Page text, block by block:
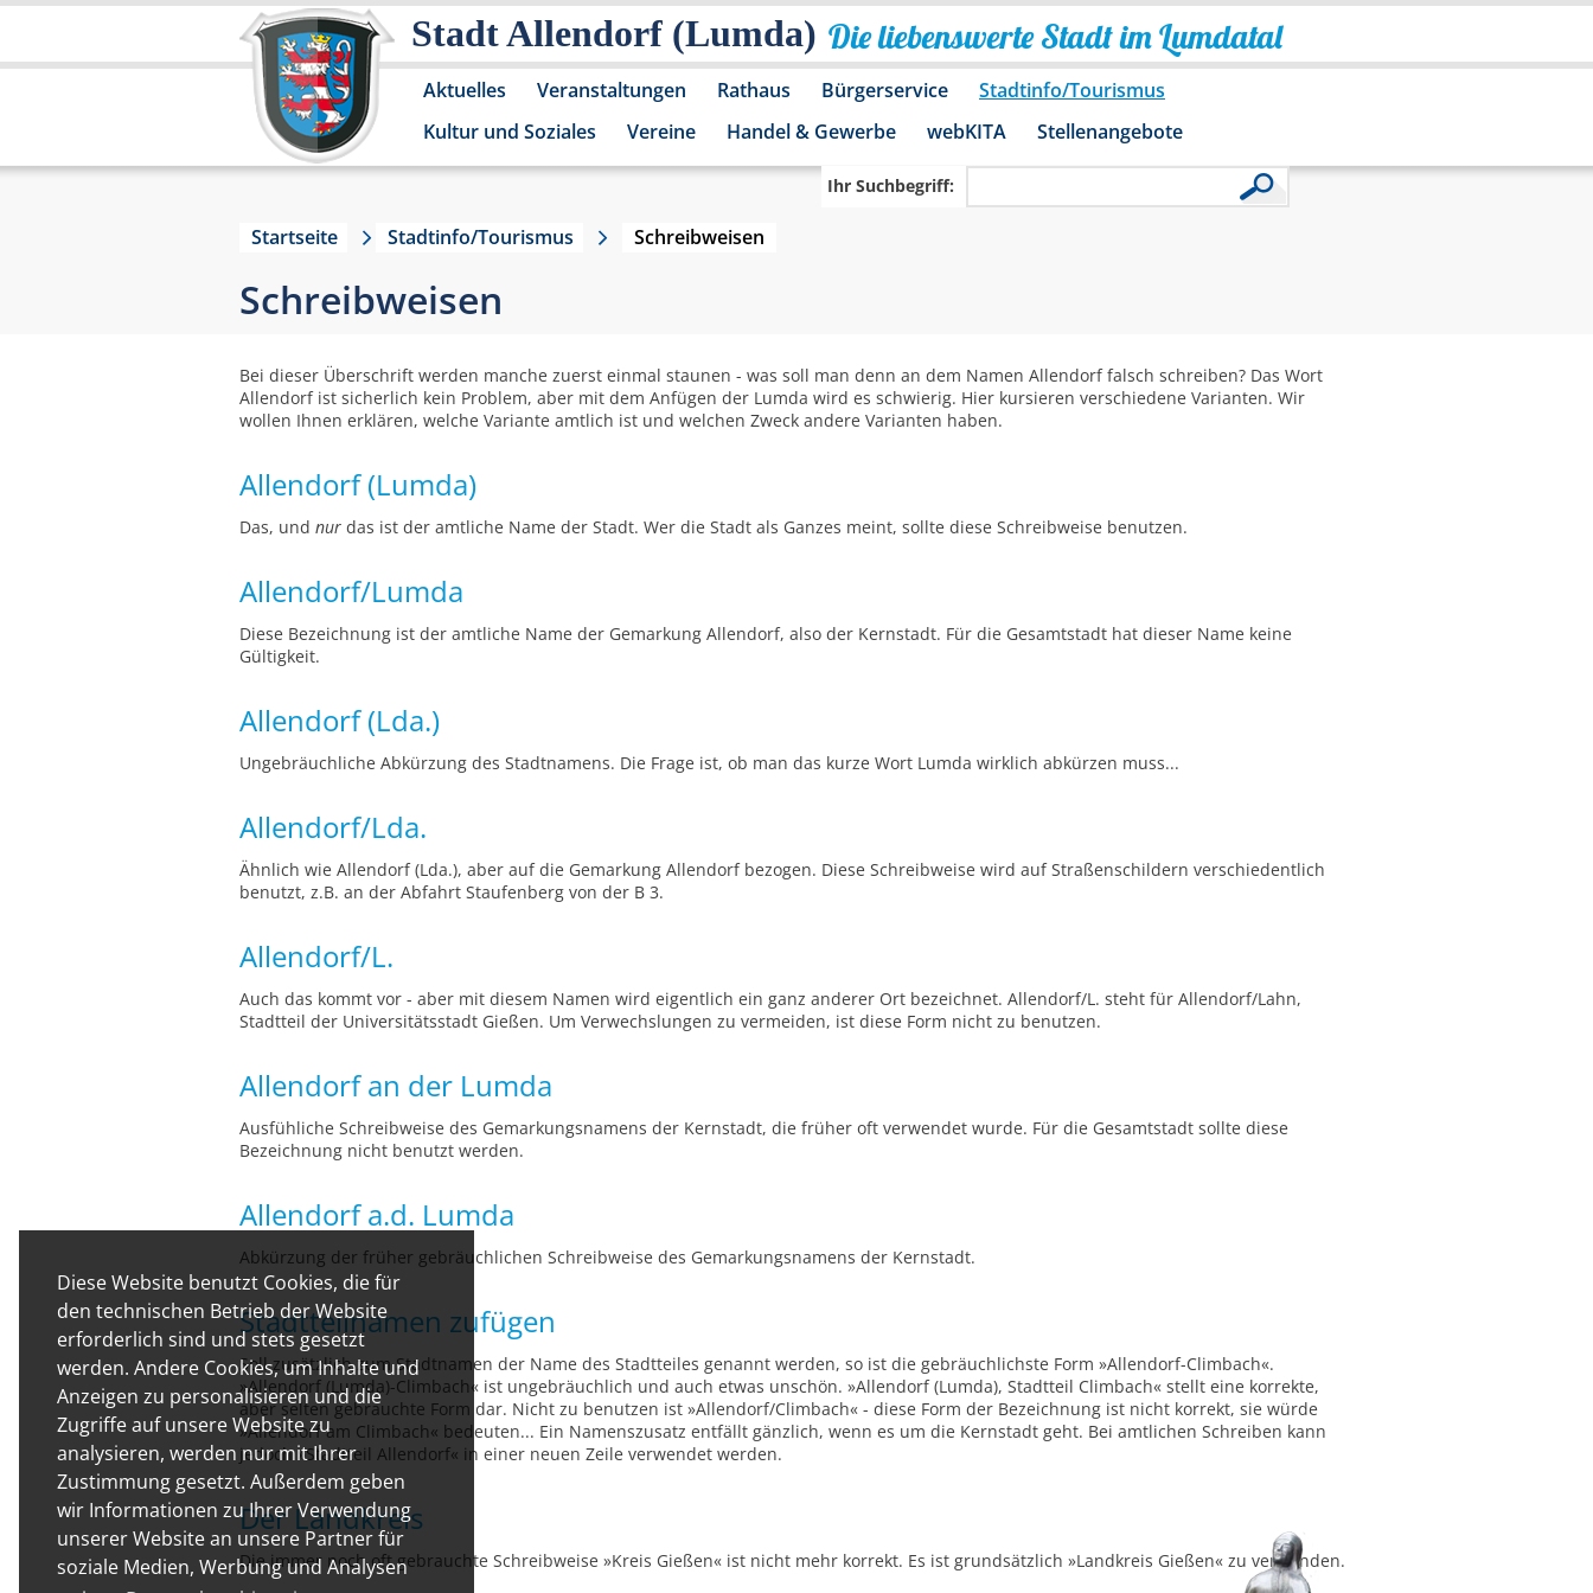
Diese Website benutzt Cookies, die für
den technischen Betrieb der Website
erforderlich sind und stets gesetzt
werden. Andere Cookies, um Inhalte und
Anzeigen zu personalisieren und die
Zugriffe auf unsere Website zu
analysieren, werden nur mit Ihrer
Zustimmung gesetzt. Außerdem geben
wir Informationen zu Ihrer Verwendung
unserer Website an unsere Partner für
soziale Medien, Werbung und Analysen
Stadt Allendorf (Lumda) Die liebenswerte Stadt im Lumdatal
Aktuelles Veranstaltungen Rathaus Bürgerservice
Stadtinfo/Tourismus
Kultur und Soziales
Vereine Handel & Gewerbe webKITA Stellenangebote
Ihr Suchbegriff:
Startseite Stadtinfo/Tourismus Schreibweisen
Schreibweisen
Bei dieser Überschrift werden manche zuerst einmal staunen - was soll man denn an dem Namen Allendorf falsch schreiben? Das Wort
Allendorf ist sicherlich kein Problem, aber mit dem Anfügen der Lumda wird es schwierig. Hier kursieren verschiedene Varianten. Wir
wollen Ihnen erklären, welche Variante amtlich ist und welchen Zweck andere Varianten haben.
Allendorf (Lumda)
Das, und nur das ist der amtliche Name der Stadt. Wer die Stadt als Ganzes meint, sollte diese Schreibweise benutzen.
Allendorf/Lumda
Diese Bezeichnung ist der amtliche Name der Gemarkung Allendorf, also der Kernstadt. Für die Gesamtstadt hat dieser Name keine
Gültigkeit.
Allendorf (Lda.)
Ungebräuchliche Abkürzung des Stadtnamens. Die Frage ist, ob man das kurze Wort Lumda wirklich abkürzen muss...
Allendorf/Lda.
Ähnlich wie Allendorf (Lda.), aber auf die Gemarkung Allendorf bezogen. Diese Schreibweise wird auf Straßenschildern verschiedentlich
benutzt, z.B. an der Abfahrt Staufenberg von der B 3.
Allendorf/L.
Auch das kommt vor - aber mit diesem Namen wird eigentlich ein ganz anderer Ort bezeichnet. Allendorf/L. steht für Allendorf/Lahn,
Stadtteil der Universitätsstadt Gießen. Um Verwechslungen zu vermeiden, ist diese Form nicht zu benutzen.
Allendorf an der Lumda
Ausfühliche Schreibweise des Gemarkungsnamens der Kernstadt, die früher oft verwendet wurde. Für die Gesamtstadt sollte diese
Bezeichnung nicht benutzt werden.
Allendorf a.d. Lumda
Abkürzung der früher gebräuchlichen Schreibweise des Gemarkungsnamens der Kernstadt.
Stadtteilnamen zufügen
Soll zusätzlich zum Stadtnamen der Name des Stadtteiles genannt werden, so ist die gebräuchlichste Form »Allendorf-Climbach«.
»Allendorf (Lumda)-Climbach« ist ungebräuchlich und auch etwas unschön. »Allendorf (Lumda), Stadtteil Climbach« stellt eine korrekte,
aber selten gebrauchte Form dar. Nicht zu benutzen ist »Allendorf/Climbach« - diese Form der Bezeichnung ist nicht korrekt, sie würde
»Allendorf am Climbach« bedeuten... Ein Namenszusatz entfällt gänzlich, wenn es um die Kernstadt geht. Bei amtlichen Schreiben kann
jedoch »Stadtteil Allendorf« in einer neuen Zeile verwendet werden.
Der Landkreis
Die immer noch oft gebrauchte Schreibweise »Kreis Gießen« ist nicht mehr korrekt. Es ist grundsätzlich »Landkreis Gießen« zu verwenden.